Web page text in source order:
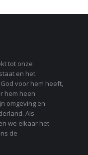
tot onze
en het
voor hem heeft,
hem heen
omgeving en
Als
we elkaar het
de